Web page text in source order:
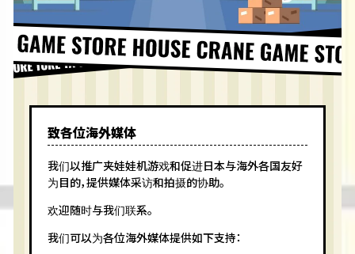
致各位海外媒体
我们以推广夹娃娃机游戏和促进日本与海外各国友好
为目的，提供媒体采访和拍摄的协助。
欢迎随时与我们联系。
我们可以为各位海外媒体提供如下支持：